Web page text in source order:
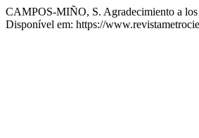
CAMPOS-MIÑO, S. Agradecimiento a
Disponível em: https://